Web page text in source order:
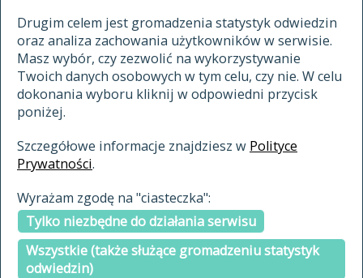
Drugim celem jest gromadzenia statystyk odwiedzin
oraz analiza zachowania użytkowników w serwisie.
Masz wybór, czy zezwolić na wykorzystywanie
Twoich danych osobowych w tym celu, czy nie. W celu
dokonania wyboru kliknij w odpowiedni przycisk
poniżej.
Szczegółowe informacje znajdziesz w Polityce
Prywatności.
Wyrażam zgodę na "ciasteczka":
Tylko niezbędne do działania serwisu
Wszystkie (także służące gromadzeniu statystyk
odwiedzin)
materiały archiwalne
cytowanie
kontakt
indeksie
a fronte
a tergo